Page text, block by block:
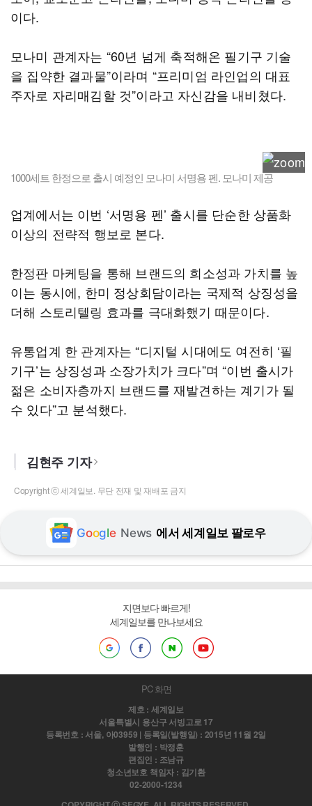
이다.
모나미 관계자는 “60년 넘게 축적해온 필기구 기술
을 집약한 결과물”이라며 “프리미엄 라인업의 대표
주자로 자리매김할 것”이라고 자신감을 내비쳤다.
1000세트 한정으로 출시 예정인 모나미 서명용 펜. 모나미 제공
업계에서는 이번 ‘서명용 펜’ 출시를 단순한 상품화
이상의 전략적 행보로 본다.
한정판 마케팅을 통해 브랜드의 희소성과 가치를 높
이는 동시에, 한미 정상회담이라는 국제적 상징성을
더해 스토리텔링 효과를 극대화했기 때문이다.
유통업계 한 관계자는 “디지털 시대에도 여전히 ‘필
기구’는 상징성과 소장가치가 크다”며 “이번 출시가
젊은 소비자층까지 브랜드를 재발견하는 계기가 될
수 있다”고 분석했다.
김현주 기자
Copyright ⓒ 세계일보. 무단 전재 및 재배포 금지
Google News 에서 세계일보 팔로우
지면보다 빠르게!
세계일보를 만나보세요
PC 화면
제호 : 세계일보
서울특별시 용산구 서빙고로 17
등록번호 : 서울, 아03959 | 등록일(발행일) : 2015년 11월 2일
발행인 : 박정훈
편집인 : 조남규
청소년보호 책임자 : 김기환
02-2000-1234